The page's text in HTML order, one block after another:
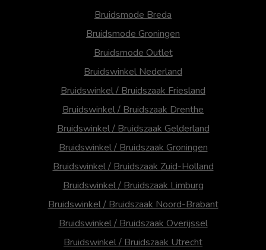
Bruidsmode Breda
Bruidsmode Groningen
Bruidsmode Outlet
Bruidswinkel Nederland
Bruidswinkel / Bruidszaak Friesland
Bruidswinkel / Bruidszaak Drenthe
Bruidswinkel / Bruidszaak Gelderland
Bruidswinkel / Bruidszaak Groningen
Bruidswinkel / Bruidszaak Zuid-Holland
Bruidswinkel / Bruidszaak Limburg
Bruidswinkel / Bruidszaak Noord-Brabant
Bruidswinkel / Bruidszaak Overijssel
Bruidswinkel / Bruidszaak Utrecht